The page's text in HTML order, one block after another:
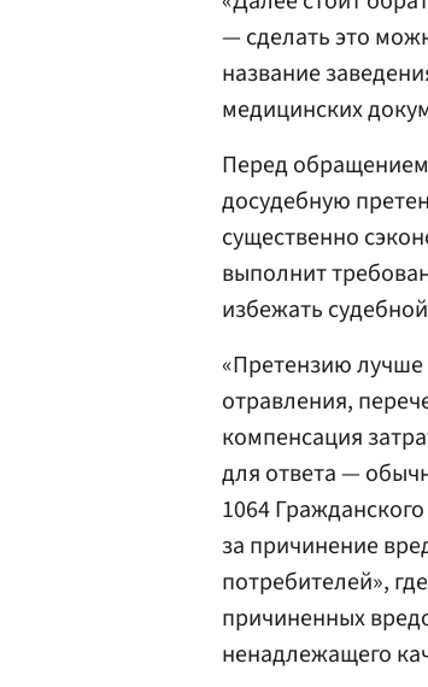
— сделать это
название
медицинских
Перед обращением
досудебную
существенно
выполнит
избежать
«Претензию лучше
отравления,
компенсация
для ответа —
1064
за причинение
потребителей»,
причиненных
ненадлежащего